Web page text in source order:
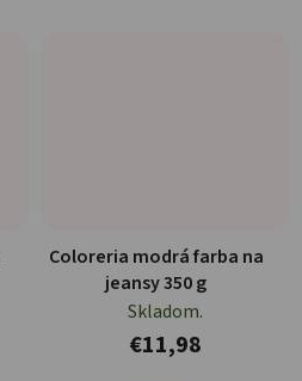
Coloreria modrá farba na
jeansy 350 g
Skladom.
€11,98